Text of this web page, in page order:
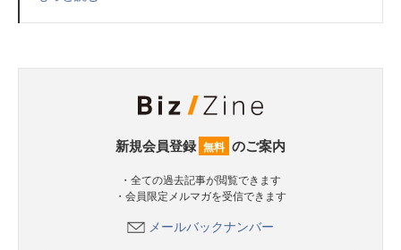
新規会員登録 無料 のご案内
・全ての過去記事が閲覧できます
・会員限定メルマガを受信できます
メールバックナンバー